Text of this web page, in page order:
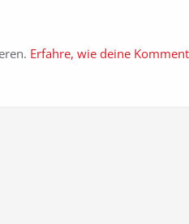
Erfahre, wie deine